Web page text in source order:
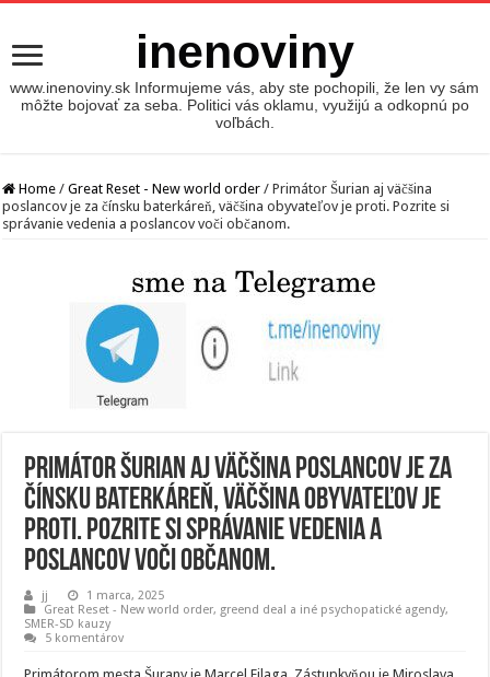
inenoviny
www.inenoviny.sk Informujeme vás, aby ste pochopili, že len vy sám
môžte bojovať za seba. Politici vás oklamu, využijú a odkopnú po
voľbách.
Home / Great Reset - New world order / Primátor Šurian aj väčšina
poslancov je za čínsku baterkáreň, väčšina obyvateľov je proti. Pozrite si
správanie vedenia a poslancov voči občanom.
Primátor Šurian aj väčšina poslancov je za
čínsku baterkáreň, väčšina obyvateľov je
proti. Pozrite si správanie vedenia a
poslancov voči občanom.
jj
1 marca, 2025
Great Reset - New world order, greend deal a iné psychopatické agendy,
SMER-SD kauzy
5 komentárov